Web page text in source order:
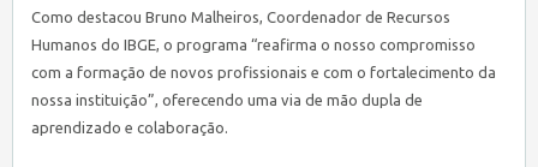
Como destacou Bruno Malheiros, Coordenador de Recursos
Humanos do IBGE, o programa “reafirma o nosso compromisso
com a formação de novos profissionais e com o fortalecimento da
nossa instituição”, oferecendo uma via de mão dupla de
aprendizado e colaboração.